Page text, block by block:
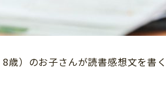
歳）のお子さんが読書感想文を書